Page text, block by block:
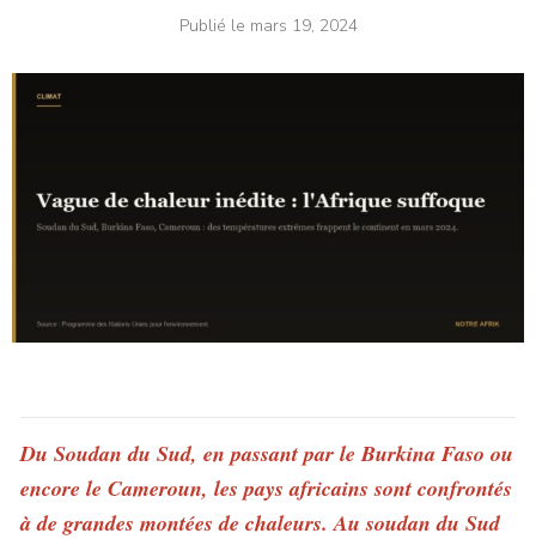
Publié le mars 19, 2024
Du Soudan du Sud, en passant par le Burkina Faso ou
encore le Cameroun, les pays africains sont confrontés
à de grandes montées de chaleurs. Au soudan du Sud